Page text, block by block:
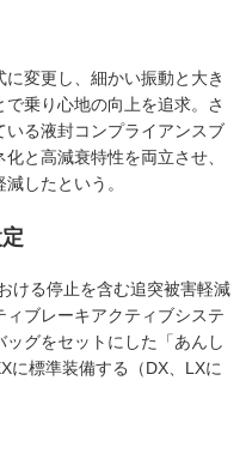
変更し、細かい振動と大き
乗り心地の向上を追求。さ
いる液封コンプライアンスブ
と高減衰特性を両立させ、
したという。
ける停止を含む追突被害軽減
ブレーキアクティブシステ
グをセットにした「あんし
に標準装備する（DX、LXに